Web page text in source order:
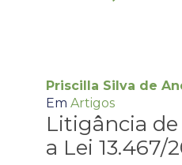
Priscilla Silva de
Em Artigos
Litigância
a Lei 13.467/